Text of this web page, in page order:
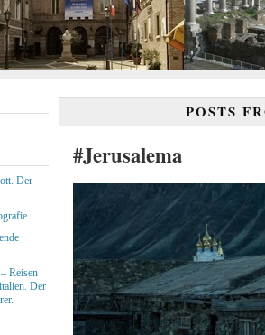
POSTS
#Jerusalema
Der
Reisen
Der